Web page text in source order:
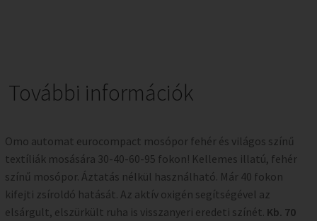
További információk
Omo automat eurocompact mosópor fehér és világos színű
textíliák mosására 30-40-60-95 fokon! Kellemes illatú, fehér
színű mosópor. Áztatás nélkül használható. Már 40 fokon
kifejti zsíroldó hatását. Az aktív oxigén segítségével az
elsárgult, elszürkült ruha is visszanyeri eredeti színét. Kb. 70